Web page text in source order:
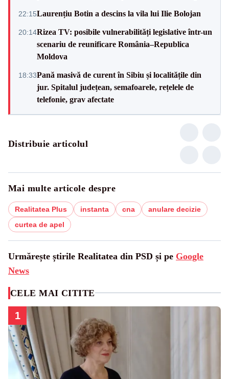
22:15Laurențiu Botin a descins la vila lui Ilie Bolojan
20:14Rizea TV: posibile vulnerabilități legislative într-un
scenariu de reunificare România–Republica
Moldova
18:33Pană masivă de curent în Sibiu și localitățile din
jur. Spitalul județean, semafoarele, rețelele de
telefonie, grav afectate
Distribuie articolul
Mai multe articole despre
Realitatea Plus instanta cna
anulare decizie
curtea de apel
Urmărește știrile Realitatea din PSD și pe Google
News
CELE MAI CITITE
1